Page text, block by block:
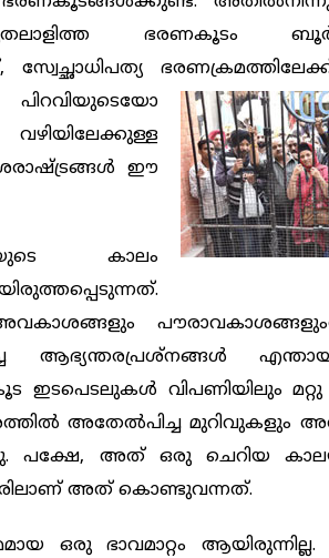
ഭരണകൂടം
സ്വേച്ഛാധിപത്യ
ഈ
കാലം
ആഭ്യന്തരപ്രശ്നങ്ങള്‍
വിപണിയിലും മറ്റു
അതേല്‍പിച്ച മുറിവുകളും
പക്ഷേ, അത് ഒരു ചെറിയ
അത് കൊണ്ടുവന്നത്.
ഭാവമാറ്റം ആയിരുന്നില്ല.